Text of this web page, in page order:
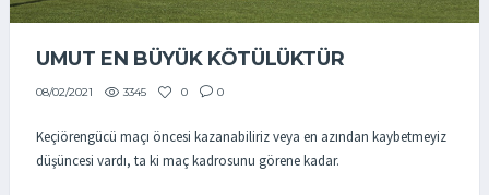
UMUT EN BÜYÜK KÖTÜLÜKTÜR
08/02/2021 3345 0 0
Keçiörengücü maçı öncesi kazanabiliriz veya en azından kaybetmeyiz
düşüncesi vardı, ta ki maç kadrosunu görene kadar.